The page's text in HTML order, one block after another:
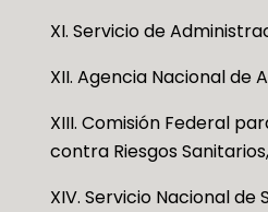
XI. Servicio de
XII. Agencia Nacional de
XIII. Comisión Federal
contra Riesgos
XIV. Servicio Nacional de